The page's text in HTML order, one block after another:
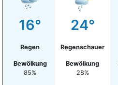
16°
Regen
Bewölkung
85%
24°
Regenschauer
Bewölkung
28%